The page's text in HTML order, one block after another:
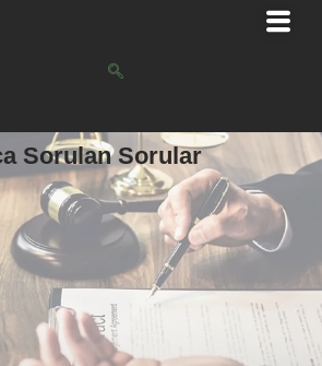
Sorulan Sorular